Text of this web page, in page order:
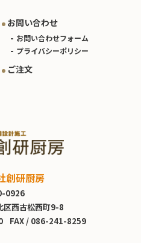
お問い合わせ
お問い合わせフォーム
プライバシーポリシー
ご注文
創研厨房
0926
区西古松西町9-8
FAX / 086-241-8259